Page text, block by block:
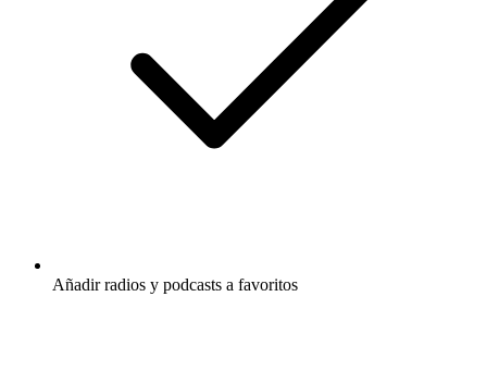
Añadir radios y podcasts a favoritos